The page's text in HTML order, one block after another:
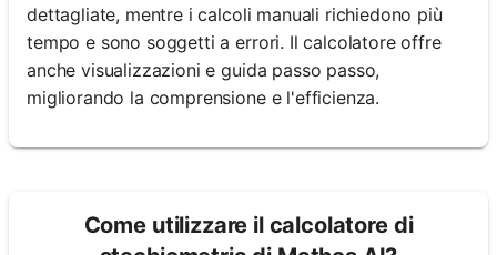
dettagliate, mentre i calcoli manuali richiedono più
tempo e sono soggetti a errori. Il calcolatore offre
anche visualizzazioni e guida passo passo,
migliorando la comprensione e l'efficienza.
Come utilizzare il calcolatore di